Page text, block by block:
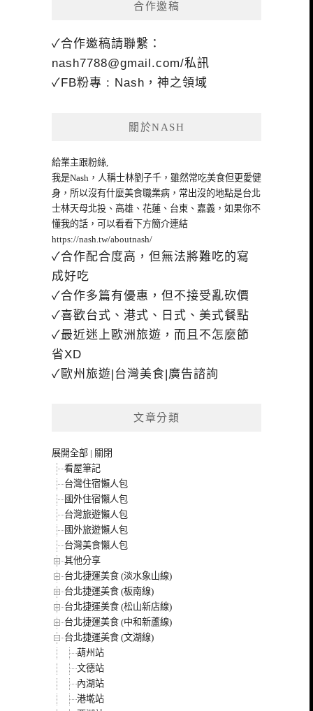
合作邀稿
✓合作邀稿請聯繫：
nash7788@gmail.com/私訊
✓FB粉專 : Nash，神之領域
關於NASH
給業主跟粉絲,
我是Nash，人稱士林劉子千，雖然常吃美食但更愛健
身，所以沒有什麼美食職業病，常出沒的地點是台北
士林天母北投、高雄、花蓮、台東、嘉義，如果你不
懂我的話，可以看看下方簡介連結
https://nash.tw/aboutnash/
✓合作配合度高，但無法將難吃的寫
成好吃
✓合作多篇有優惠，但不接受亂砍價
✓喜歡台式、港式、日式、美式餐點
✓最近迷上歐洲旅遊，而且不怎麼節
省XD
✓歐州旅遊|台灣美食|廣告諮詢
文章分類
展開全部 | 關閉
看屋筆記
台灣住宿懶人包
國外住宿懶人包
台灣旅遊懶人包
國外旅遊懶人包
台灣美食懶人包
其他分享
台北捷運美食 (淡水象山線)
台北捷運美食 (板南線)
台北捷運美食 (松山新店線)
台北捷運美食 (中和新蘆線)
台北捷運美食 (文湖線)
葫州站
文德站
內湖站
港墘站